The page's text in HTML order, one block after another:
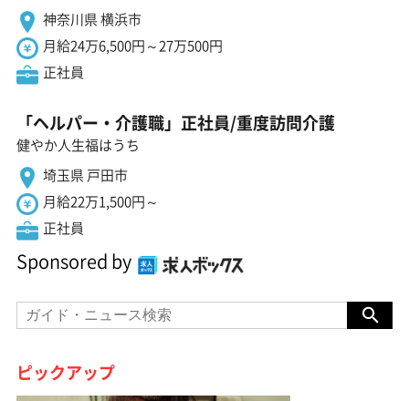
神奈川県 横浜市
月給24万6,500円～27万500円
正社員
「ヘルパー・介護職」正社員/重度訪問介護
健やか人生福はうち
埼玉県 戸田市
月給22万1,500円～
正社員
Sponsored by
ピックアップ